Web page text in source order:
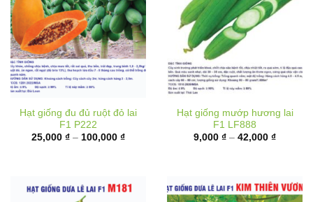
Hạt giống đu đủ ruột đỏ lai
F1 P222
25,000 ₫ – 100,000 ₫Khoảng
100,000 ₫
Hạt giống mướp hương lai
F1 LF888
9,000 ₫ – 42,000 ₫Khoảng
42,000 ₫